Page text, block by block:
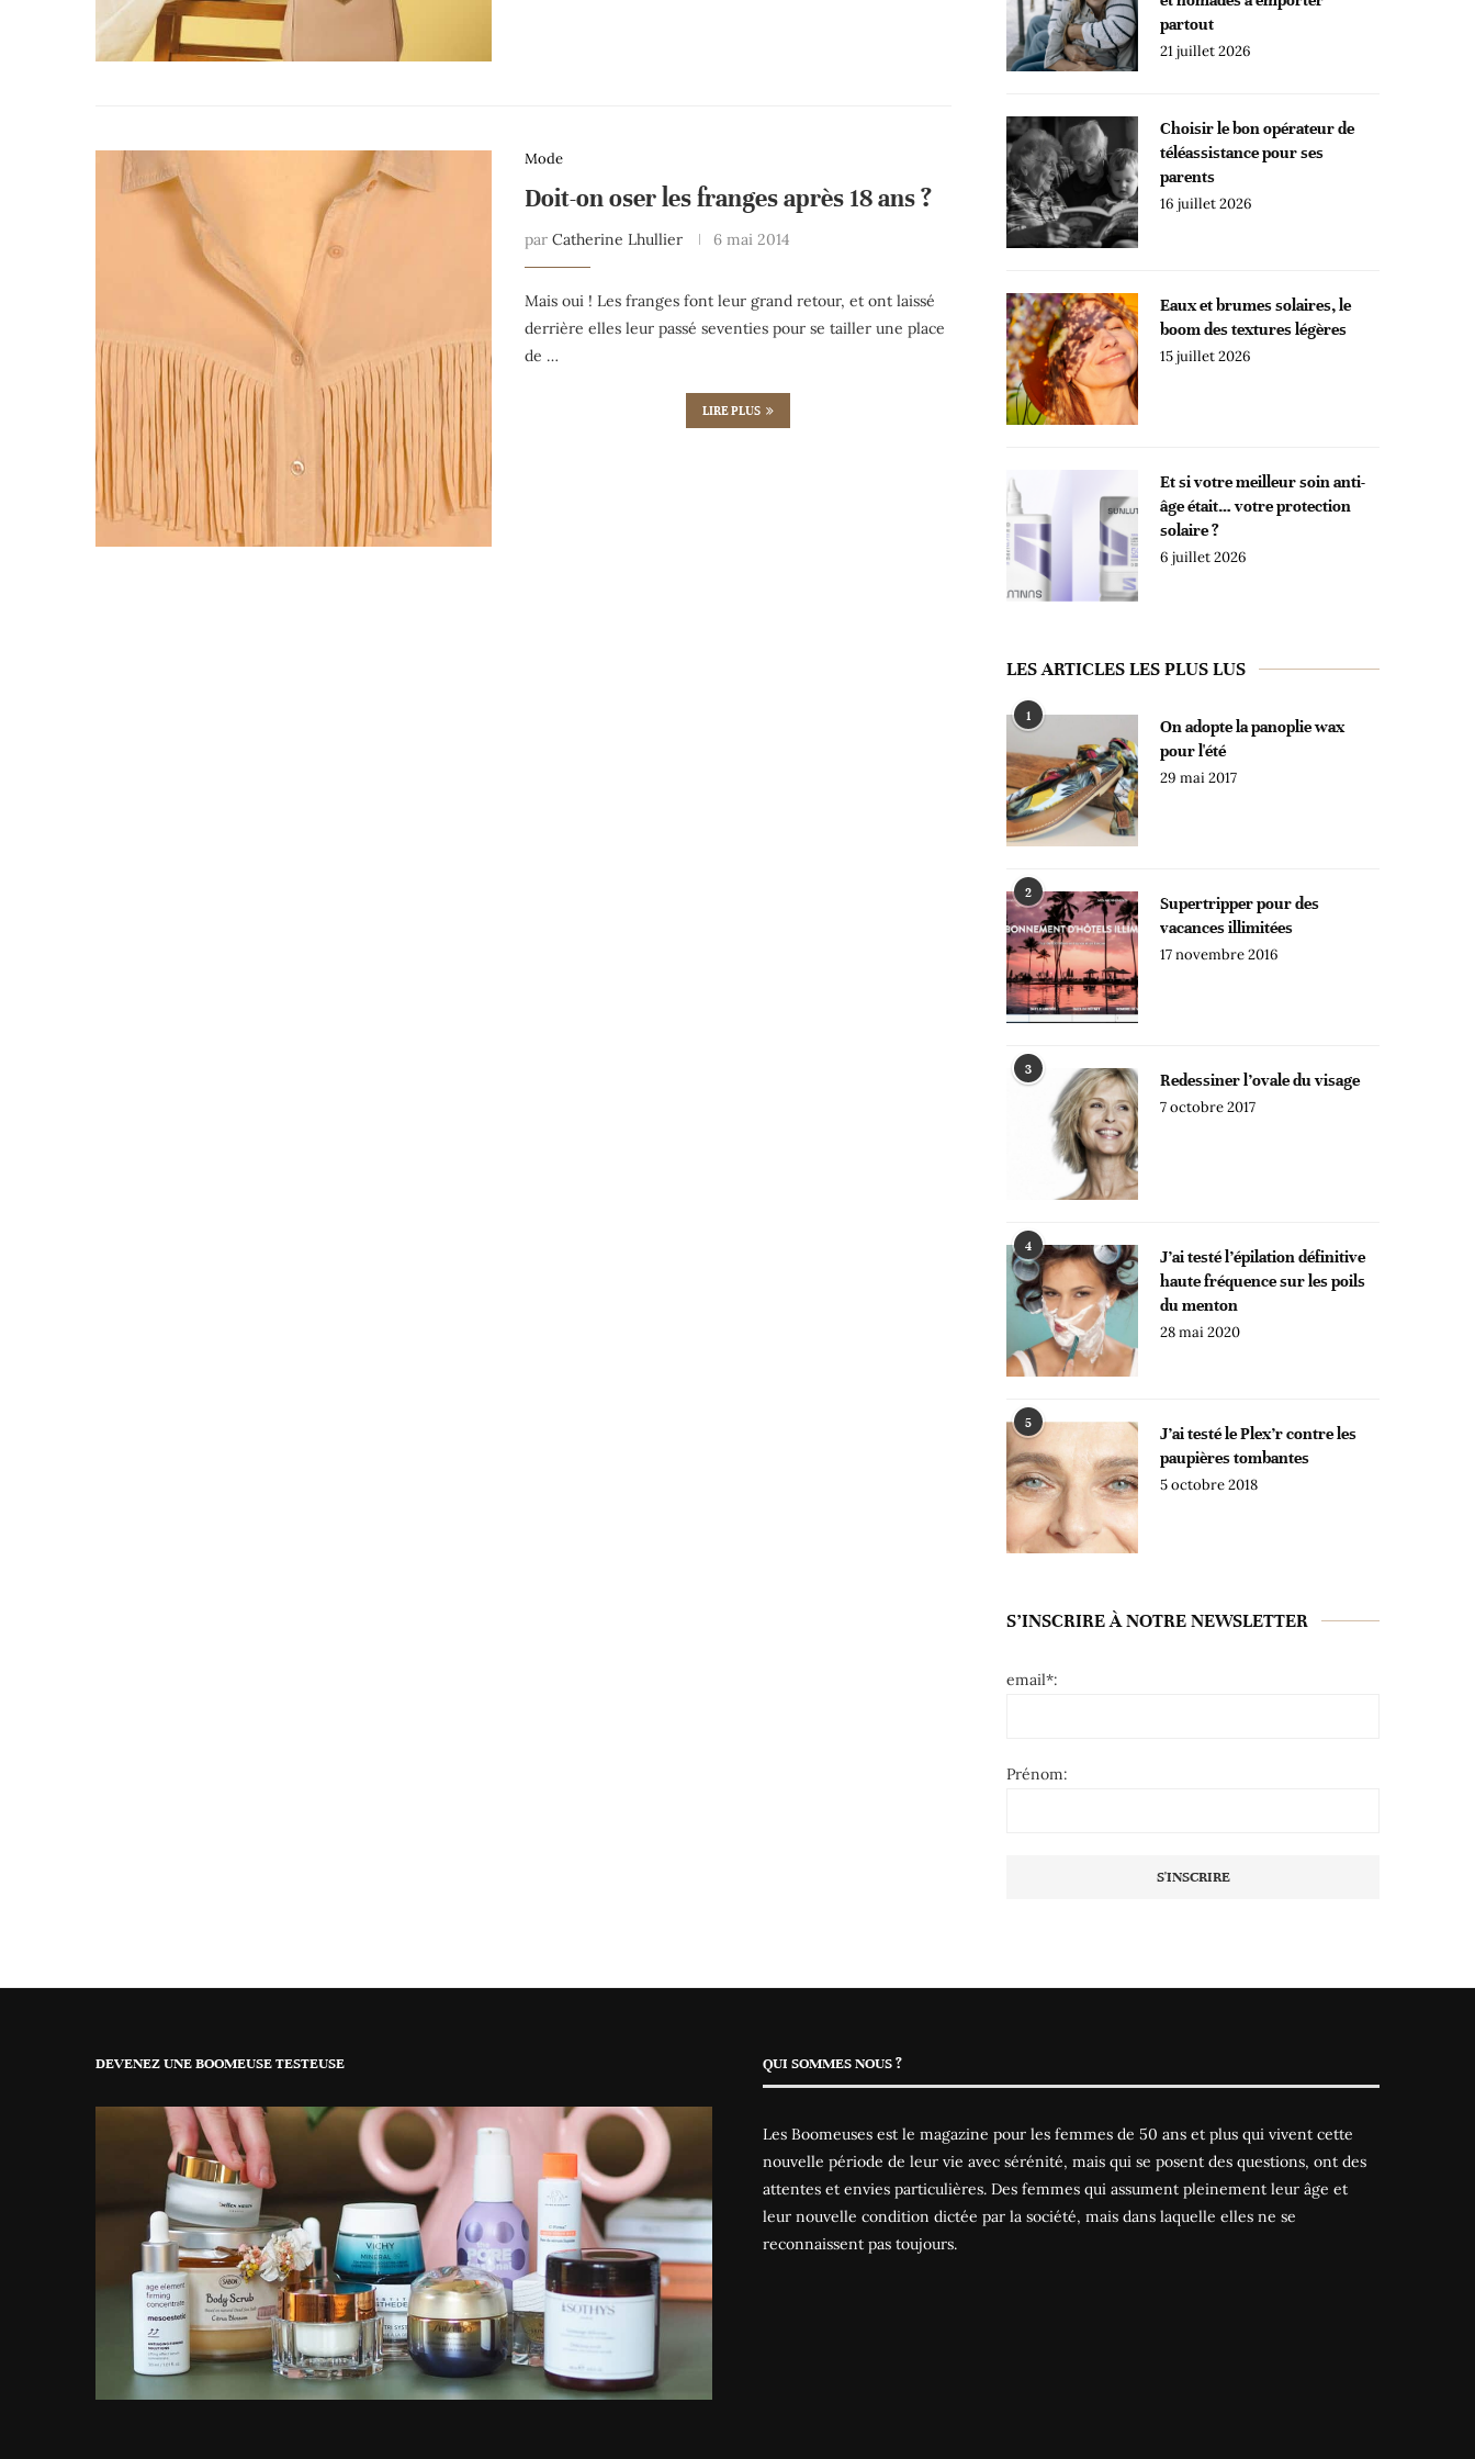
Mode
Doit-on oser les franges après 18 ans ?
par Catherine Lhullier 6 mai 2014
Mais oui ! Les franges font leur grand retour, et ont laissé
derrière elles leur passé seventies pour se tailler une place
de …
LIRE PLUS
partout
21 juillet 2026
Choisir le bon opérateur de
téléassistance pour ses
parents
16 juillet 2026
Eaux et brumes solaires, le
boom des textures légères
15 juillet 2026
Et si votre meilleur soin anti-
âge était… votre protection
solaire ?
6 juillet 2026
LES ARTICLES LES PLUS LUS
1
On adopte la panoplie wax
pour l'été
29 mai 2017
2
Supertripper pour des
vacances illimitées
17 novembre 2016
3
Redessiner l’ovale du visage
7 octobre 2017
4
J’ai testé l’épilation définitive
haute fréquence sur les poils
du menton
28 mai 2020
5
J’ai testé le Plex’r contre les
paupières tombantes
5 octobre 2018
S’INSCRIRE À NOTRE NEWSLETTER
email*:
Prénom:
DEVENEZ UNE BOOMEUSE TESTEUSE QUI SOMMES NOUS ?
Les Boomeuses est le magazine pour les femmes de 50 ans et plus qui vivent cette
nouvelle période de leur vie avec sérénité, mais qui se posent des questions, ont des
attentes et envies particulières. Des femmes qui assument pleinement leur âge et
leur nouvelle condition dictée par la société, mais dans laquelle elles ne se
reconnaissent pas toujours.